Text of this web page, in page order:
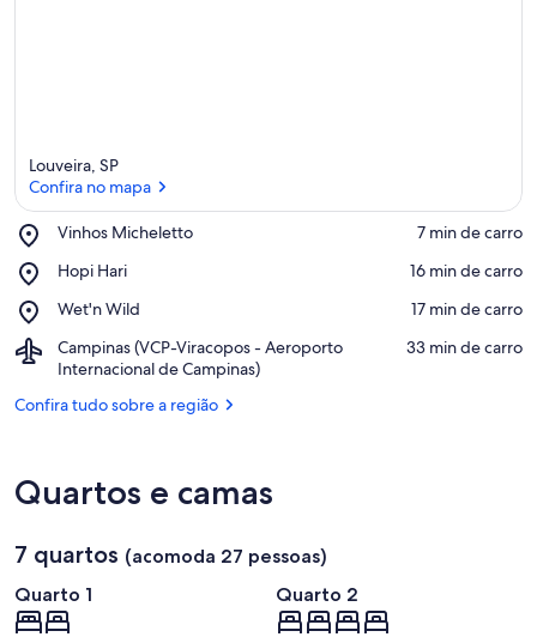
Louveira, SP
Confira no mapa
Vinhos Micheletto
Place,
Micheletto
‪7 min de carro‬
Hopi Hari
Place,
Hari
‪16 min de carro‬
Wet'n Wild
Place,
Wild
‪17 min de carro‬
Campinas (VCP-Viracopos - Aeroporto
Internacional de Campinas)
Airport,
Campinas
Viracopos
de
‪33 min de carro‬
Confira tudo sobre a região
Quartos e camas
7 quartos (acomoda 27 pessoas)
Quarto 1
Quarto 2